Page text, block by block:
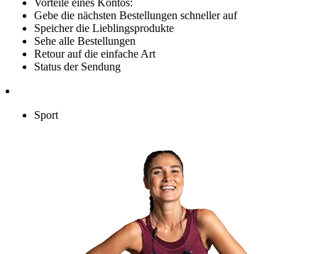
Vorteile eines Kontos:
Gebe die nächsten Bestellungen schneller auf
Speicher die Lieblingsprodukte
Sehe alle Bestellungen
Retour auf die einfache Art
Status der Sendung
Sport